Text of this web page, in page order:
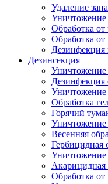
Удаление
Уничтожение
Обработка от
Обработка от
Дезинсекция
Уничтожение
Дезинфекция
Уничтожение
Обработка
Горячий
Уничтожение
Весенняя
Гербицидная
Уничтожение
Акарицидная
Обработка от